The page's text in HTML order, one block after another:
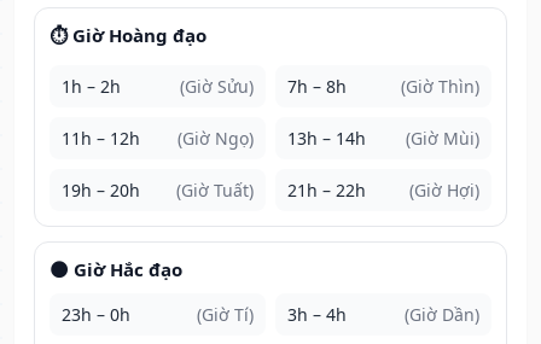
⏱️ Giờ Hoàng đạo
1h – 2h (Giờ Sửu) 7h – 8h (Giờ Thìn)
11h – 12h (Giờ Ngọ) 13h – 14h (Giờ Mùi)
19h – 20h (Giờ Tuất) 21h – 22h (Giờ Hợi)
🌑 Giờ Hắc đạo
23h – 0h (Giờ Tí) 3h – 4h (Giờ Dần)